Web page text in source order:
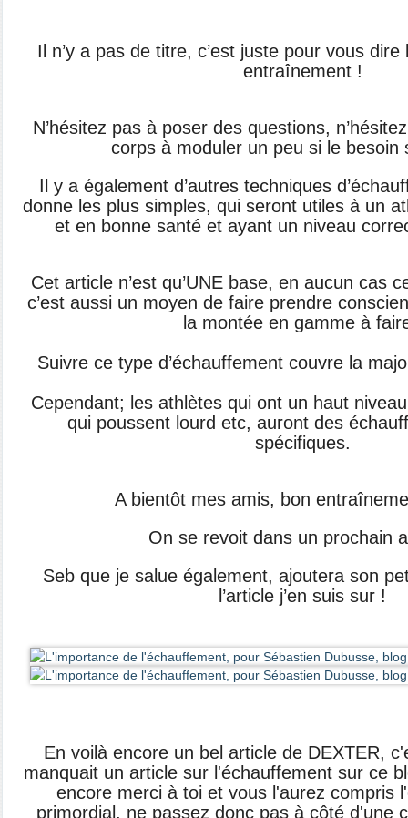
Il n’y a pas de titre, c’est juste pour vous
entraînement !
N’hésitez pas à poser des questions,
corps à moduler un peu si le besoin
Il y a également d’autres techniques
donne les plus simples, qui seront utiles à un
et en bonne santé et ayant un niveau
Cet article n’est qu’UNE base, en aucun cas
c’est aussi un moyen de faire prendre
la montée en gamme à
Suivre ce type d’échauffement couvre la
Cependant; les athlètes qui ont un haut
qui poussent lourd etc, auront des
spécifiques.
A bientôt mes amis, bon
On se revoit dans un prochain
Seb que je salue également, ajoutera son
l’article j’en suis sur !
En voilà encore un bel article de DEXTER,
manquait un article sur l'échauffement sur ce
encore merci à toi et vous l'aurez compris
primordial, ne passez donc pas à côté d'une